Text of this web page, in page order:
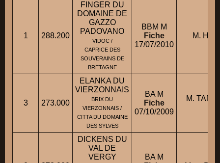
1 288.200
FINGER DU
DOMAINE DE
GAZZO
PADOVANO
VIDOC /
CAPRICE DES
SOUVERAINS DE
BRETAGNE
BBM M
Fiche
17/07/2010
M.
3 273.000
ELANKA DU
VIERZONNAIS
BRIX DU
VIERZONNAIS /
CITTA DU DOMAINE
DES SYLVES
BA M
Fiche
07/10/2009
M.
DICKENS DU
VAL DE
VERGY
BA M